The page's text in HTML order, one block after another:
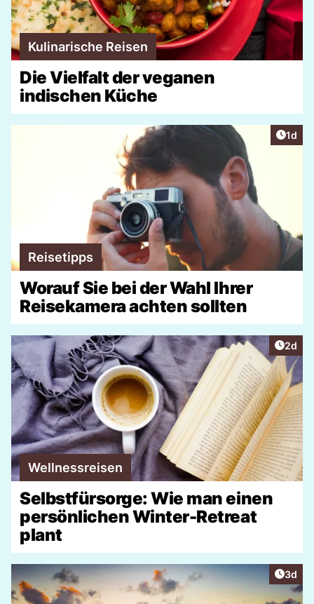
Kulinarische Reisen
Die Vielfalt der veganen
indischen Küche
1d
Reisetipps
Worauf Sie bei der Wahl Ihrer
Reisekamera achten sollten
2d
Wellnessreisen
Selbstfürsorge: Wie man einen
persönlichen Winter-Retreat
plant
3d